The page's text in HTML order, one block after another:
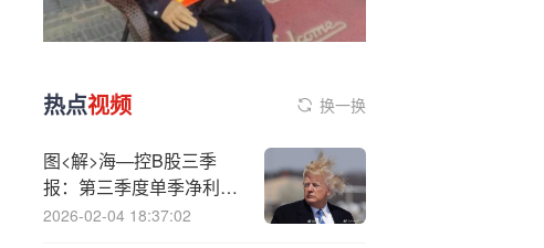
热点视频 换一换
图<解>海—控B股三季
报：第三季度单季净利润
同比下降0.75%
2026-02-04 18:37:02